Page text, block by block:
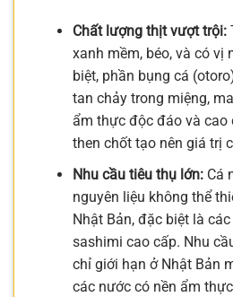
Chất lượng thịt vượt trội:
xanh mềm, béo, và có vị
biệt, phần bụng cá
tan chảy trong miệng,
ẩm thực độc đáo và cao
then chốt tạo nên giá trị
Nhu cầu tiêu thụ lớn:Cá
nguyên liệu không thể
Nhật Bản, đặc biệt là
sashimi cao cấp. Nhu
chỉ giới hạn ở Nhật Bản
các nước có nền ẩm